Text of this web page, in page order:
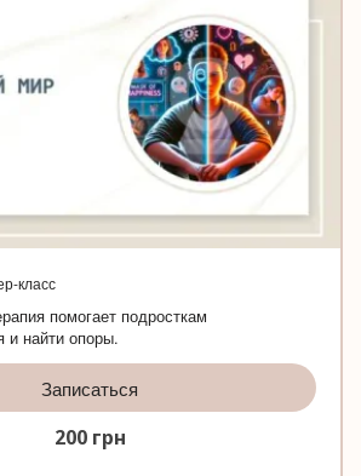
класс
помогает подросткам
и найти опоры.
Записаться
200 грн